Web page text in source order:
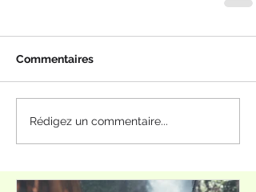
Commentaires
Rédigez un commentaire...